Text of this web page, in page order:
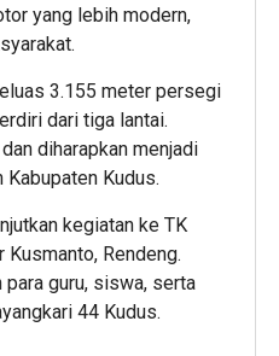
yang lebih modern,
3.155 meter persegi
dari tiga lantai.
diharapkan menjadi
Kudus.
kegiatan ke TK
Rendeng.
guru, siswa, serta
44 Kudus.